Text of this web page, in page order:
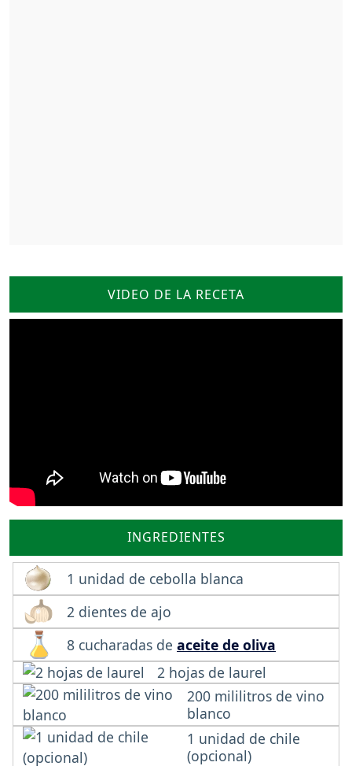
VIDEO DE LA RECETA
INGREDIENTES
1 unidad de cebolla blanca
2 dientes de ajo
8 cucharadas de aceite de oliva
2 hojas de laurel
200 mililitros de vino
blanco
1 unidad de chile
(opcional)